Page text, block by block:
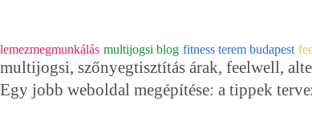
lemezmegmunkálás multijogsi blog fitness terem budapest
multijogsi, szőnyegtisztítás árak, feelwell,
Egy jobb weboldal megépítése: a tippek